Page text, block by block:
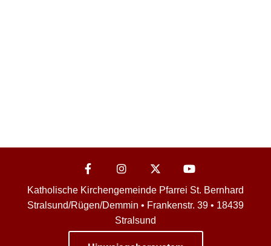
Katholische Kirchengemeinde Pfarrei St. Bernhard
Stralsund/Rügen/Demmin • Frankenstr. 39 • 18439
Stralsund